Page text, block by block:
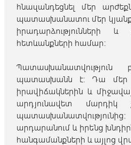
հնազանդեցնել մեր
պատասխանատու մեր
իրադարձությունների
հետևանքների համար։
պատասխանն է։ Դա
իրավիճակներին և
արդյունավետ մարդիկ
արդարանում և իրենց
հանգամանքների և այլոց